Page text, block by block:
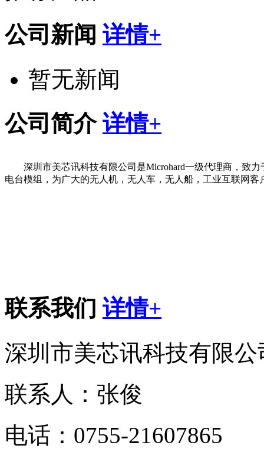
公司新闻 详情+
暂无新闻
公司简介 详情+
深圳市美芯讯科技有限公司是Microhard一级代理商，致
电台模组，为广大的无人机，无人车，无人船，工业互联网
联系我们 详情+
深圳市美芯讯科技有限公
联系人：张俊
电话：0755-21607865